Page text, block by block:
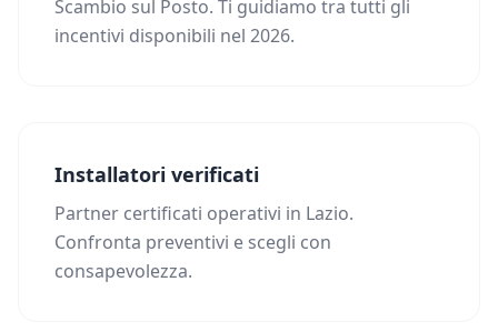
Scambio sul Posto. Ti guidiamo tra tutti gli
incentivi disponibili nel 2026.
Installatori verificati
Partner certificati operativi in Lazio.
Confronta preventivi e scegli con
consapevolezza.